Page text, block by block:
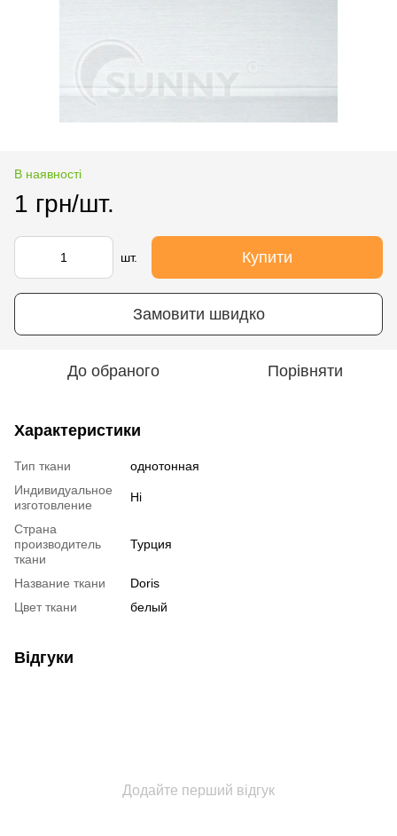
В наявності
1 грн/шт.
шт. Купити
Замовити швидко
До обраного Порівняти
Характеристики
Тип ткани
однотонная
Индивидуальное
изготовление
Ні
Страна
производитель
ткани
Турция
Название ткани
Doris
Цвет ткани
белый
Відгуки
Додайте перший відгук